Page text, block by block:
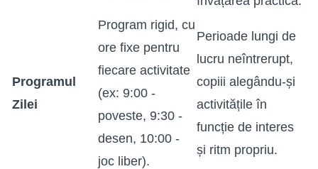
Programul
Zilei
Program rigid, cu
ore fixe pentru
fiecare activitate
(ex: 9:00 -
poveste, 9:30 -
desen, 10:00 -
joc liber).
Perioade lungi de
lucru neîntrerupt,
copiii alegându-și
activitățile în
funcție de interes
și ritm propriu.